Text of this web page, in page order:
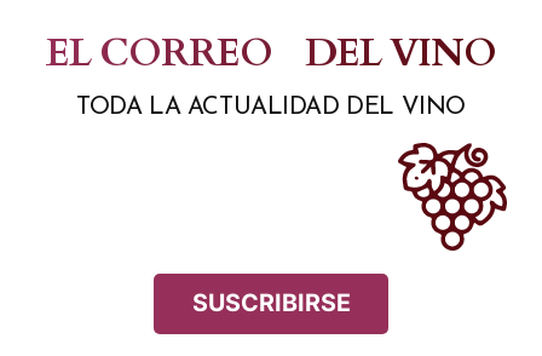
contenido
EL CORREO DEL VINO
TODA LA ACTUALIDAD DEL VINO
SUSCRIBIRSE